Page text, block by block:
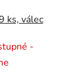
ks, válec
-